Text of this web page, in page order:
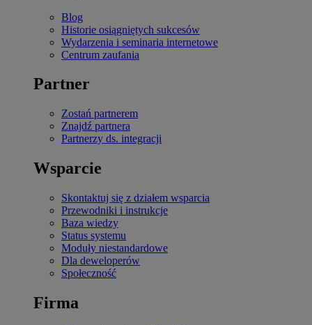
Blog
Historie osiągniętych sukcesów
Wydarzenia i seminaria internetowe
Centrum zaufania
Partner
Zostań partnerem
Znajdź partnera
Partnerzy ds. integracji
Wsparcie
Skontaktuj się z działem wsparcia
Przewodniki i instrukcje
Baza wiedzy
Status systemu
Moduły niestandardowe
Dla deweloperów
Społeczność
Firma